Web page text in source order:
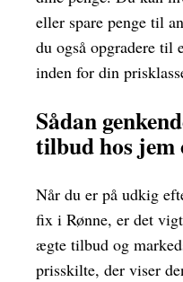
eller spare penge til
du også opgradere til
inden for din
Sådan
tilbud hos jem
Når du er på udkig
fix i Rønne, er det
ægte tilbud og
prisskilte, der viser